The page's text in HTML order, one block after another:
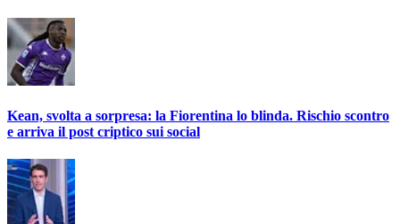
Kean, svolta a sorpresa: la Fiorentina lo blinda. Rischio scontro
e arriva il post criptico sui social